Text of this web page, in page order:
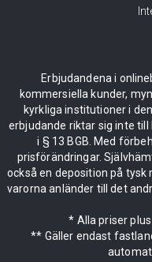
Erbjudandena i
kommersiella kunder,
kyrkliga institutioner i
erbjudande riktar sig inte
i § 13 BGB. Med
prisförändringar.
också en deposition på
varorna anländer till det
* Alla priser
** Gäller endast